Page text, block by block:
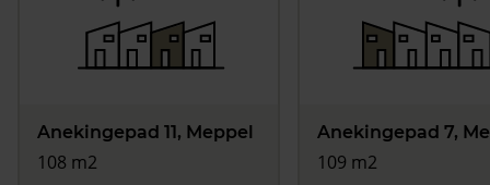
Anekingepad 11, Meppel
108 m2
Anekingepad 7,
109 m2